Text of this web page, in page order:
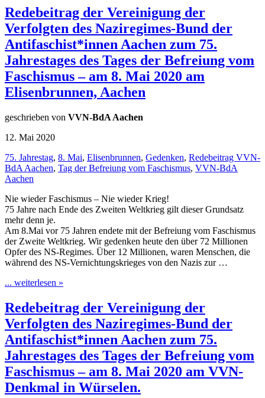
Redebeitrag der Vereinigung der
Verfolgten des Naziregimes-Bund der
Antifaschist*innen Aachen zum 75.
Jahrestages des Tages der Befreiung vom
Faschismus – am 8. Mai 2020 am
Elisenbrunnen, Aachen
geschrieben von VVN-BdA Aachen
12. Mai 2020
75. Jahrestag, 8. Mai, Elisenbrunnen, Gedenken, Redebeitrag VVN-
BdA Aachen, Tag der Befreiung vom Faschismus, VVN-BdA
Aachen
Nie wieder Faschismus – Nie wieder Krieg!
75 Jahre nach Ende des Zweiten Weltkrieg gilt dieser Grundsatz
mehr denn je.
Am 8.Mai vor 75 Jahren endete mit der Befreiung vom Faschismus
der Zweite Weltkrieg. Wir gedenken heute den über 72 Millionen
Opfer des NS-Regimes. Über 12 Millionen, waren Menschen, die
während des NS-Vernichtungskrieges von den Nazis zur …
... weiterlesen »
Redebeitrag der Vereinigung der
Verfolgten des Naziregimes-Bund der
Antifaschist*innen Aachen zum 75.
Jahrestages des Tages der Befreiung vom
Faschismus – am 8. Mai 2020 am VVN-
Denkmal in Würselen.